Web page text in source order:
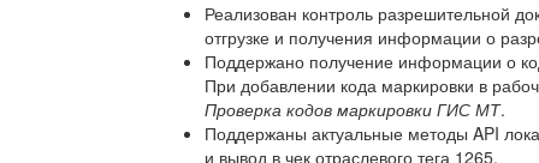
Реализован контроль разрешительной
отгрузке и получения информации о
Поддержано получение информации о
При добавлении кода маркировки в
Проверка кодов маркировки ГИС МТ.
Поддержаны актуальные методы API
и вывод в чек отраслевого тега 1265.